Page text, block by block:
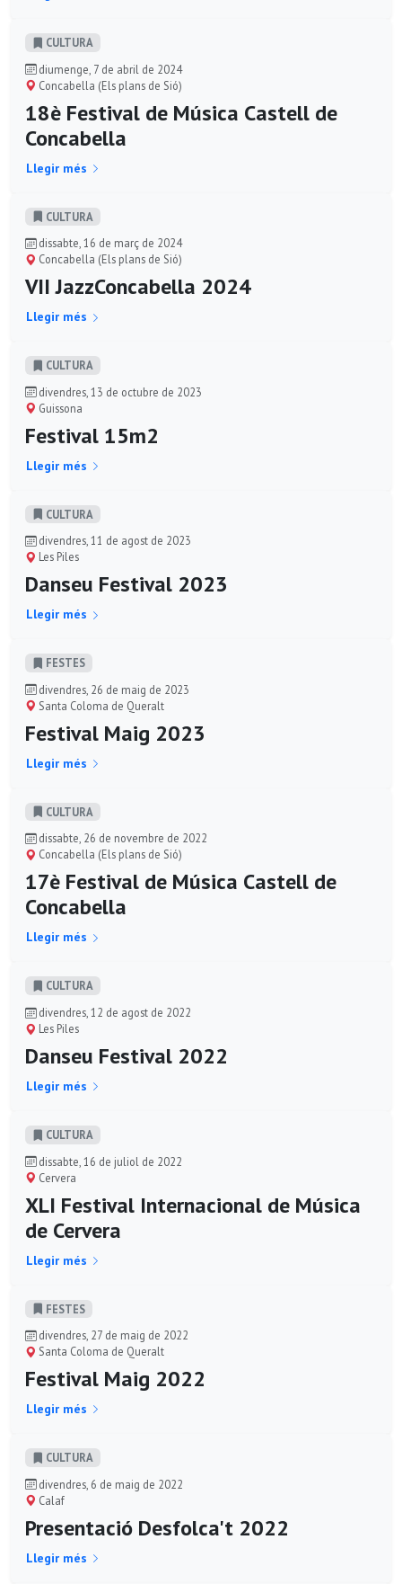
CULTURA
diumenge, 7 de abril de 2024
Concabella (Els plans de Sió)
18è Festival de Música Castell de
Concabella
Llegir més
CULTURA
dissabte, 16 de març de 2024
Concabella (Els plans de Sió)
VII JazzConcabella 2024
Llegir més
CULTURA
divendres, 13 de octubre de 2023
Guissona
Festival 15m2
Llegir més
CULTURA
divendres, 11 de agost de 2023
Les Piles
Danseu Festival 2023
Llegir més
FESTES
divendres, 26 de maig de 2023
Santa Coloma de Queralt
Festival Maig 2023
Llegir més
CULTURA
dissabte, 26 de novembre de 2022
Concabella (Els plans de Sió)
17è Festival de Música Castell de
Concabella
Llegir més
CULTURA
divendres, 12 de agost de 2022
Les Piles
Danseu Festival 2022
Llegir més
CULTURA
dissabte, 16 de juliol de 2022
Cervera
XLI Festival Internacional de Música
de Cervera
Llegir més
FESTES
divendres, 27 de maig de 2022
Santa Coloma de Queralt
Festival Maig 2022
Llegir més
CULTURA
divendres, 6 de maig de 2022
Calaf
Presentació Desfolca't 2022
Llegir més